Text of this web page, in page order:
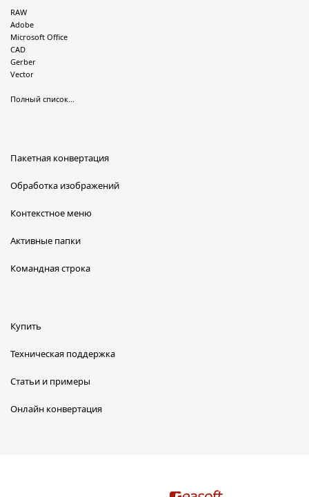
RAW
Adobe
Microsoft Office
CAD
Gerber
Vector
Полный список...
Пакетная конвертация
Обработка изображений
Контекстное меню
Активные папки
Командная строка
Купить
Техническая поддержка
Статьи и примеры
Онлайн конвертация